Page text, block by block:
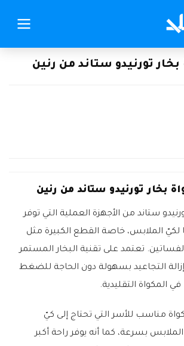
تورنيدو ستاند من رنين
بخار تورنيدو ستاند من رنين
ستاند من الأجهزة العملية التي توفر
لكيّ الملابس، خاصة القطع الكبيرة مثل
تعتمد على تقنية البخار المستمر
التجاعيد بسهولة دون الحاجة للضغط
المكواة التقليدية.
مناسب للأسر التي تحتاج إلى كيّ
بسرعة، كما أنه يوفر راحة أكبر